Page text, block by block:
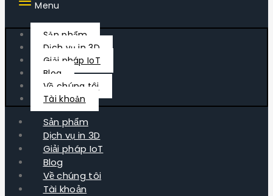
Menu
Sản phẩm
Dịch vụ in 3D
Giải pháp IoT
Blog
Về chúng tôi
Tài khoản
Sản phẩm
Dịch vụ in 3D
Giải pháp IoT
Blog
Về chúng tôi
Tài khoản